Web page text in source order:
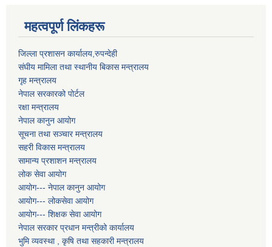
महत्वपूर्ण लिंकहरू
जिल्ला प्रशासन कार्यालय,रुपन्देही
संघीय मामिला तथा स्थानीय बिकास मन्त्रालय
गृह मन्त्रालय
नेपाल सरकारको पोर्टल
रक्षा मन्त्रालय
नेपाल कानुन आयोग
सूचना तथा सञ्चार मन्त्रालय
सहरी विकास मन्त्रालय
सामान्य प्रशाशन मन्त्रालय
लोक सेवा आयोग
आयोग--- नेपाल कानुन आयोग
आयोग--- लोकसेवा आयोग
आयोग--- शिक्षक सेवा आयोग
नेपाल सरकार प्रधान मन्त्रीको कार्यालय
भुमि व्यवस्था , कृषि तथा सहकारी मन्त्रालय